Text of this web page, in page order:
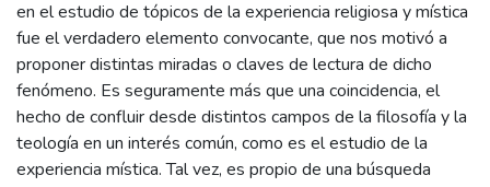
en el estudio de tópicos de la experiencia religiosa y mística
fue el verdadero elemento convocante, que nos motivó a
proponer distintas miradas o claves de lectura de dicho
fenómeno. Es seguramente más que una coincidencia, el
hecho de confluir desde distintos campos de la filosofía y la
teología en un interés común, como es el estudio de la
experiencia mística. Tal vez, es propio de una búsqueda